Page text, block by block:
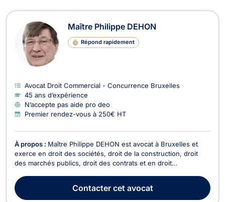
Maître Philippe DEHON
Répond rapidement
Avocat Droit Commercial - Concurrence Bruxelles
45 ans d’expérience
N’accepte pas aide pro deo
Premier rendez-vous à 250€ HT
À propos : Maître Philippe DEHON est avocat à Bruxelles et
exerce en droit des sociétés, droit de la construction, droit
des marchés publics, droit des contrats et en droit
accompagne lors de la création et la vie de la société (choix
de la structure, apports financiers, structure d...
Contactercet avocat